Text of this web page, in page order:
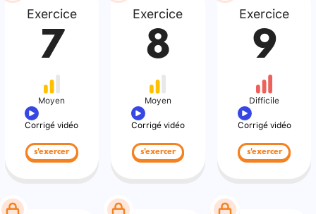
Exercice
7
Moyen
Corrigé vidéo
s'exercer
Exercice
8
Moyen
Corrigé vidéo
s'exercer
Exercice
9
Difficile
Corrigé vidéo
s'exercer